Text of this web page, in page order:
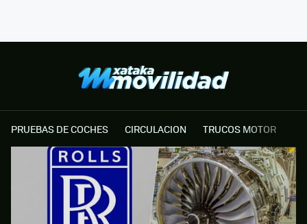
PRUEBAS DE COCHES CIRCULACION TRUCOS MOTOR